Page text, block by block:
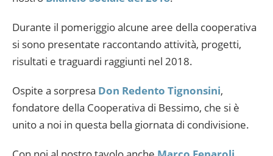
Durante il pomeriggio alcune aree della cooperativa
si sono presentate raccontando attività, progetti,
risultati e traguardi raggiunti nel 2018.
Ospite a sorpresa Don Redento Tignonsini,
fondatore della Cooperativa di Bessimo, che si è
unito a noi in questa bella giornata di condivisione.